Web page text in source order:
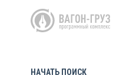
НАЧАТЬ ПОИСК